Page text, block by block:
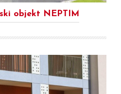
objekt NEPTIM